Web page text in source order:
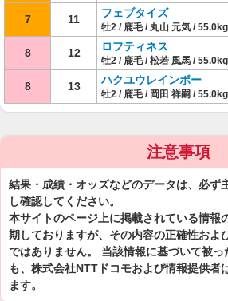
7 11 フェブタイズ
牡2 / 鹿毛 / 丸山 元気 / 55.0kg
8 12 ロフティネス
牡2 / 鹿毛 / 松若 風馬 / 55.0kg
8 13 ハクユウレインボー
牡2 / 鹿毛 / 岡田 祥嗣 / 55.0kg
注意事項
結果・成績・オッズなどのデータは、必ず
し確認してください。
本サイトのページ上に掲載されている情報
期しておりますが、その内容の正確性およ
ではありません。 当該情報に基づいて被
も、株式会社NTTドコモおよび情報提供者
ます。